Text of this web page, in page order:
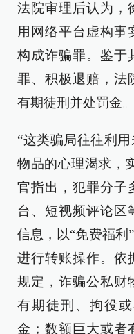
法院审理后认为，
用网络平台虚构事
构成诈骗罪。鉴于
罪、积极退赔，法
有期徒刑并处罚金。
“这类骗局往往利
物品的心理渴求，
官指出，犯罪分子
台、短视频评论区
信息，以“免费福利
进行转账操作。依
规定，诈骗公私财
有期徒刑、拘役
金；数额巨大或者